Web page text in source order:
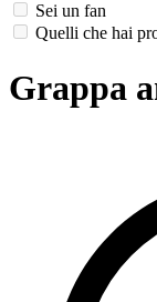
Sei un fan
Quelli che hai
Grappa